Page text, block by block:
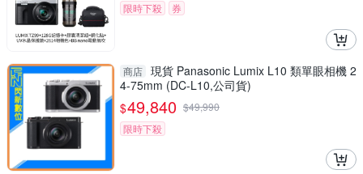
限時下殺
券
商店 現貨 Panasonic Lumix L10 類單眼相機 2
4-75mm (DC-L10,公司貨)
$49,840 $49,990
限時下殺